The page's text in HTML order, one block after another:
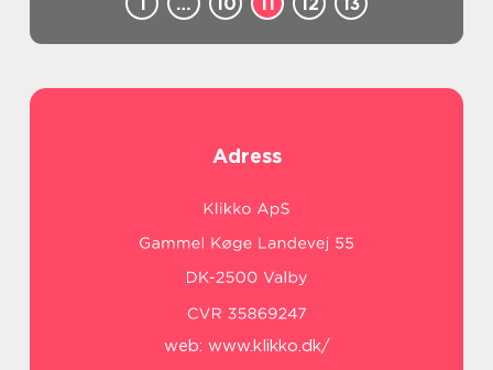
Adress
web: www.klikko.dk/